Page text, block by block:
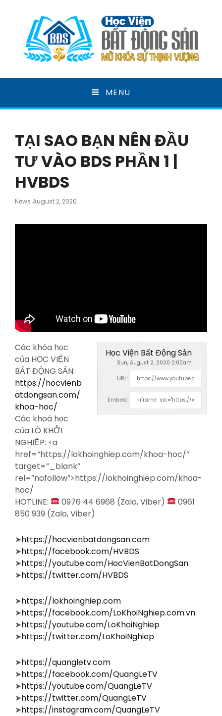
HỌC VIỆN BẤT ĐỘNG
SẢN
MENU
TẠI SAO BẠN NÊN ĐẦU
TƯ VÀO BDS PHẦN 1 |
HVBDS
News Posted
August 2, 2020
Học Viện Bất Động Sản
Sun, August 2, 2020 2:00am
URL:
Embed:
Các khóa học
của HỌC VIỆN
BẤT ĐỘNG SẢN:
https://hocvienb
atdongsan.com/
khoa-hoc/
Các khoá học
của LÒ KHỞI
NGHIỆP: <a
href=”https://lokhoinghiep.com/khoa-hoc/”
target=”_blank”
rel=”nofollow”>https://lokhoinghiep.com/khoa-
hoc/
HOTLINE:
0976 44 6968 (Zalo, Viber)
0961
850 939 (Zalo, Viber)
➤https://hocvienbatdongsan.com
➤https://facebook.com/HVBDS
➤https://youtube.com/HocVienBatDongSan
➤https://twitter.com/HVBDS
➤https://lokhoinghiep.com
➤https://facebook.com/LoKhoiNghiep.com.vn
➤https://youtube.com/LoKhoiNghiep
➤https://twitter.com/LoKhoiNghiep
➤https://quangletv.com
➤https://facebook.com/QuangLeTV
➤https://youtube.com/QuangLeTV
➤https://twitter.com/QuangLeTV
➤https://instagram.com/QuangLeTV